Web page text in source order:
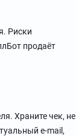
Риски
продаёт
Храните чек, не
e-mail,